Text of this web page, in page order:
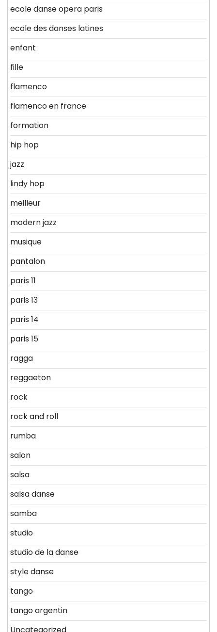
ecole danse opera paris
ecole des danses latines
enfant
fille
flamenco
flamenco en france
formation
hip hop
jazz
lindy hop
meilleur
modern jazz
musique
pantalon
paris 11
paris 13
paris 14
paris 15
ragga
reggaeton
rock
rock and roll
rumba
salon
salsa
salsa danse
samba
studio
studio de la danse
style danse
tango
tango argentin
Uncategorized